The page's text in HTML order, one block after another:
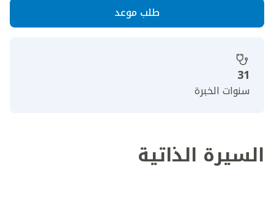
طلب موعد
31
سنوات الخبرة
السيرة الذاتية